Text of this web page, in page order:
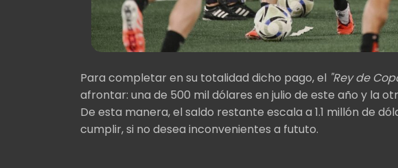
Para completar en su totalidad dicho pago, el "Rey de
afrontar: una de 500 mil dólares en julio de este año y la
De esta manera, el saldo restante escala a 1.1 millón de
cumplir, si no desea inconvenientes a fututo.